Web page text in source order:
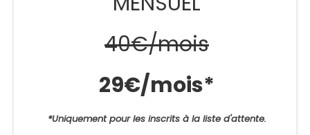
40€/mois
29€/mois*
*Uniquement pour les inscrits à la liste d'attente.